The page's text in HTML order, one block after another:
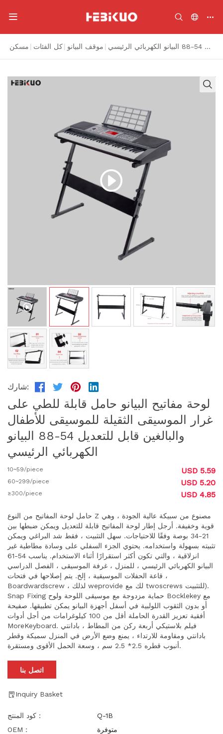
مسكن كل الفئات موقف البيانو لوحة مفاتيح البيانو حامل قابلة للطي على غرار الموسيقى الثقيلة للموسيقى للأطفال والبالغين قابل للتعديل 54-88 البيانو الكهربائي الرئيسي
شارك:
لوحة مفاتيح البيانو حامل قابلة للطي على
غرار الموسيقى الثقيلة للموسيقى للأطفال
والبالغين قابل للتعديل 54-88 البيانو
الكهربائي الرئيسي
10~59/piece USD 5.59
60~299/piece USD 5.20
≥300/piece USD 4.85
حامل لوحة المفاتيح من النوع Z مصنوع من سبيكة عالية الجودة ، وهي
قوية وخفيفة. أرجل إطار لوحة المفاتيح قابلة للتعديل ويمكن ضبطها بين
21-34 بوصة وفقًا للاحتياجات. سهل التثبيت ، فقط شد البراغي ويمكن
تثبيته بسهولة واستخدامه. يحتوي الجزء السفلي على وسادة مطاطية غير
انزلاقية ، والتي تكون أكثر استقرارًا أثناء الاستخدام. يناسب 54-61
البيانو الكهربائي الرئيسي ، للمنزل ، غرفة الموسيقى ، الفصل الدراسي
، قاعة الحفلات الموسيقية ، إلخ. يتم إصلاحها في فتحات
Boardwardscrew ، لذلك weprovide لك مع twoscrews للتثبيت).
Snap Fixing حماية مزدوجة مع موسيقى اللوحة ولوح Bocklekey مع
أو بدون الثقوب اللولبية في أسفل أجهزة البيانو يمكن تطبيقها. صفيحة
أفقية تعزيز القدرة الحاملة أقل من 100 كيلوغرامات من أجل أدوات
MoreKeyboard. فيلم بلاستيكي أربعة ركن من المطاط ، بادانتي
بادانتي ومقاومة للارتداء ، يمنع وضع الأرض في المنزل سميكة وقطر
أنبوب قطره 2.5* 2.5 سم ، وسعة الحمل الأقوى ومستقرة.
اتصل بنا
Inquiry Basket
كود المنتج：
Q-1B
OEM：
متوفرة